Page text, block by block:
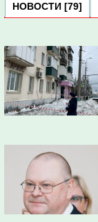
НОВОСТИ [79]